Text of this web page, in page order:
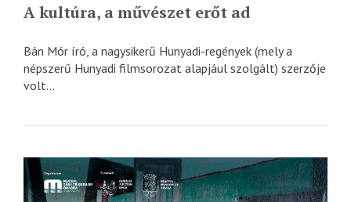
A kultúra, a művészet erőt ad
Bán Mór író, a nagysikerű Hunyadi-regények (mely a
népszerű Hunyadi filmsorozat alapjául szolgált) szerzője
volt...